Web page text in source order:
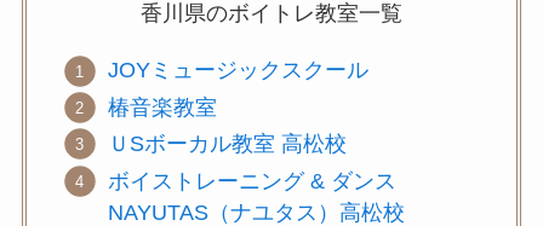
香川県のボイトレ教室一覧
JOYミュージックスクール
椿音楽教室
ＵSボーカル教室 高松校
ボイストレーニング & ダンス
NAYUTAS（ナユタス）高松校